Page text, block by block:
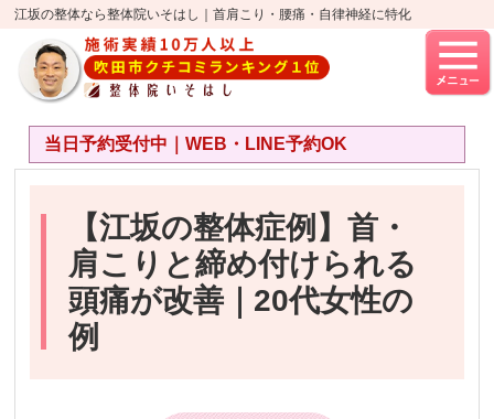
江坂の整体なら整体院いそはし｜首肩こり・腰痛・自律神経に特化
当日予約受付中｜WEB・LINE予約OK
【江坂の整体症例】首・
肩こりと締め付けられる
頭痛が改善｜20代女性の
例